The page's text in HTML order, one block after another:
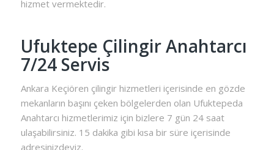
hizmet vermektedir.
Ufuktepe Çilingir Anahtarcı
7/24 Servis
Ankara Keçiören çilingir hizmetleri içerisinde en gözde
mekanların başını çeken bölgelerden olan Ufuktepeda
Anahtarcı hizmetlerimiz için bizlere 7 gün 24 saat
ulaşabilirsiniz. 15 dakika gibi kısa bir süre içerisinde
adresinizdeyiz.